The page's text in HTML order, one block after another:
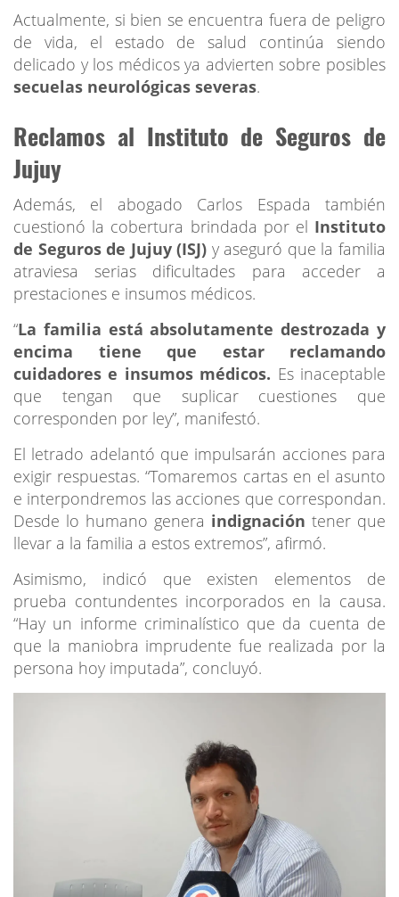
Actualmente, si bien se encuentra fuera de peligro
de vida, el estado de salud continúa siendo
delicado y los médicos ya advierten sobre posibles
secuelas neurológicas severas.
Reclamos al Instituto de Seguros de
Jujuy
Además, el abogado Carlos Espada también
cuestionó la cobertura brindada por el Instituto
de Seguros de Jujuy (ISJ) y aseguró que la familia
atraviesa serias dificultades para acceder a
prestaciones e insumos médicos.
“La familia está absolutamente destrozada y
encima tiene que estar reclamando
cuidadores e insumos médicos. Es inaceptable
que tengan que suplicar cuestiones que
corresponden por ley”, manifestó.
El letrado adelantó que impulsarán acciones para
exigir respuestas. “Tomaremos cartas en el asunto
e interpondremos las acciones que correspondan.
Desde lo humano genera indignación tener que
llevar a la familia a estos extremos”, afirmó.
Asimismo, indicó que existen elementos de
prueba contundentes incorporados en la causa.
“Hay un informe criminalístico que da cuenta de
que la maniobra imprudente fue realizada por la
persona hoy imputada”, concluyó.